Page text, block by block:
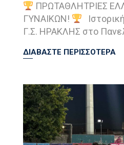
ΠΡΩΤΑΘΛΗΤΡΙΕΣ
ΓΥΝΑΙΚΩΝ!
Γ.Σ. ΗΡΑΚΛΗΣ στο
ΔΙΑΒΑΣΤΕ ΠΕΡΙΣΣΟΤΕΡΑ